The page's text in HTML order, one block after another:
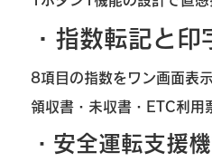
・指数転記と印
8項目の指数をワン画面表
領収書・未収書・ETC利用
・安全運転支援